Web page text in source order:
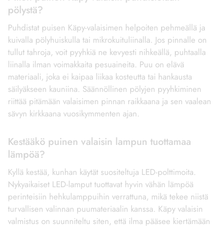
pölystä?
Puhdistat puisen Käpy-valaisimen helpoiten pehmeällä ja
kuivalla pölyhuiskulla tai mikrokuituliinalla. Jos pinnalle on
tullut tahroja, voit pyyhkiä ne kevyesti nihkeällä, puhtaalla
liinalla ilman voimakkaita pesuaineita. Puu on elävä
materiaali, joka ei kaipaa liikaa kosteutta tai hankausta
säilyäkseen kauniina. Säännöllinen pölyjen pyyhkiminen
riittää pitämään valaisimen pinnan raikkaana ja sen vaalean
sävyn kirkkaana vuosikymmenten ajan.
Kestääkö puinen valaisin lampun tuottamaa
lämpöä?
Kyllä kestää, kunhan käytät suositeltuja LED-polttimoita.
Nykyaikaiset LED-lamput tuottavat hyvin vähän lämpöä
perinteisiin hehkulamppuihin verrattuna, mikä tekee niistä
turvallisen valinnan puumateriaalin kanssa. Käpy valaisin
valmistus on suunniteltu siten, että ilma pääsee kiertämään